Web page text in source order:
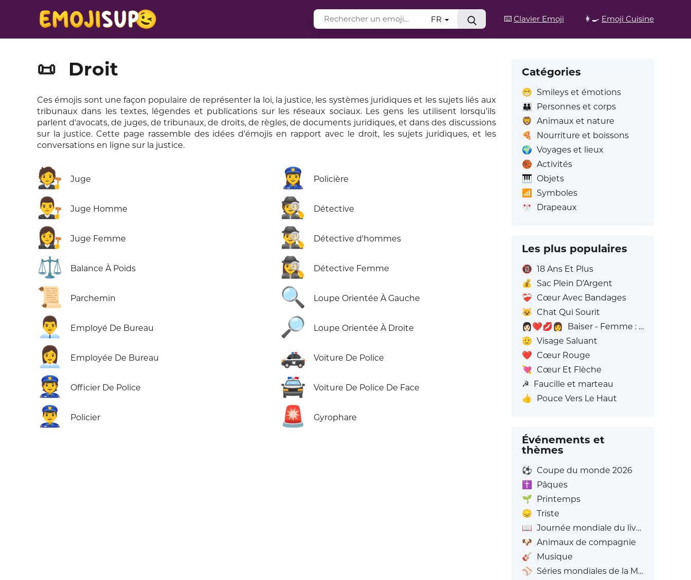
⌨️ Clavier Emoji 👩‍🍳 Emoji Cuisine
FR
📜 Droit
Ces émojis sont une façon populaire de représenter la loi, la justice, les systèmes juridiques et les sujets liés aux
tribunaux dans les textes, légendes et publications sur les réseaux sociaux. Les gens les utilisent lorsqu'ils
parlent d'avocats, de juges, de tribunaux, de droits, de règles, de documents juridiques, et dans des discussions
sur la justice. Cette page rassemble des idées d'émojis en rapport avec le droit, les sujets juridiques, et les
conversations en ligne sur la justice.
🧑‍⚖️ Juge
👨‍⚖️ Juge Homme
👩‍⚖️ Juge Femme
⚖️ Balance À Poids
📜 Parchemin
👨‍💼 Employé De Bureau
👩‍💼 Employée De Bureau
👮 Officier De Police
👮‍♂️ Policier
👮‍♀️ Policière
🕵️ Détective
🕵️‍♂️ Détective d'hommes
🕵️‍♀️ Détective Femme
🔍 Loupe Orientée À Gauche
🔎 Loupe Orientée À Droite
🚓 Voiture De Police
🚔 Voiture De Police De Face
🚨 Gyrophare
Catégories
😁 Smileys et émotions
👪
Personnes et corps
🦁 Animaux et nature
🍕
Nourriture et boissons
🌍 Voyages et lieux
🏀 Activités
🎹 Objets
📶
Symboles
🎌 Drapeaux
Les plus populaires
🔞 18 Ans Et Plus
💰
Sac Plein D’Argent
❤️‍🩹 Cœur Avec Bandages
😺 Chat Qui Sourit
👩🏻‍❤️‍💋‍👩
Baiser - Femme : Peau claire, Femme: Sans Teint
🫡 Visage Saluant
❤️ Cœur Rouge
💘 Cœur Et Flèche
☭ Faucille et marteau
👍
Pouce Vers Le Haut
Événements et
thèmes
⚽ Coupe du monde 2026
✝️
Pâques
🌱 Printemps
😞 Triste
📖 Journée mondiale du livre
🐶 Animaux de compagnie
🎸 Musique
⚾ Séries mondiales de la MLB